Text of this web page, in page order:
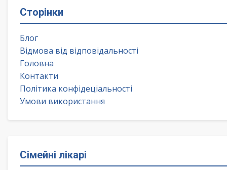
Сторінки
Блог
Відмова від відповідальності
Головна
Контакти
Політика конфідеціальності
Умови використання
Сімейні лікарі